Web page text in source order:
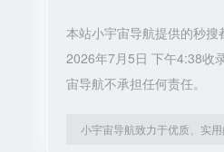
本站小宇宙导航提供的秒
2026年7月5日 下午4:38收
宙导航不承担任何责任。
小宇宙导航致力于优质、实